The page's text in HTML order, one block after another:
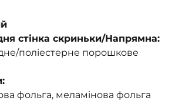
стінка скриньки/Напрямна:
поліестерне порошкове
фольга, меламінова фольга